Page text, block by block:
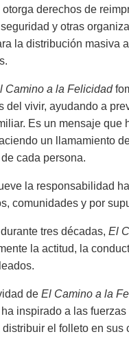
derechos de
y otras
la distribución masiva
Camino a la Felicidad
del vivir, ayudando a
Es un mensaje que
un llamamiento
cada persona.
la responsabilidad
comunidades y por
tres décadas, El
la actitud, la
de El Camino a la
inspirado a las
el folleto en sus